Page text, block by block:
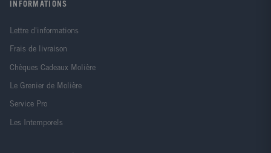
INFORMATIONS
Lettre d'informations
Frais de livraison
Chèques Cadeaux Molière
Le Grenier de Molière
Service Pro
Les Intemporels